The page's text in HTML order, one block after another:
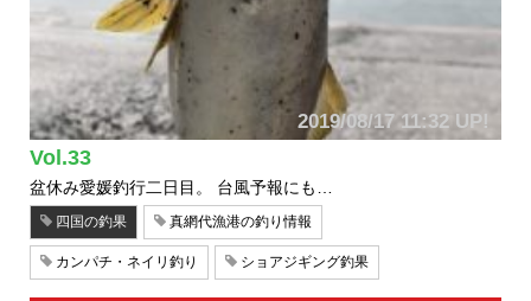
2019/08/17 11:32 UP!
Vol.33
盆休み愛媛釣行二日目。 台風予報にも…
四国の釣果 真網代漁港の釣り情報
カンパチ・ネイリ釣り ショアジギング釣果